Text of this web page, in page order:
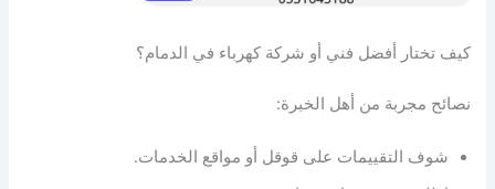
كيف تختار أفضل فني أو شركة كهرباء في الدمام؟
نصائح مجربة من أهل الخبرة:
شوف التقييمات على قوقل أو مواقع الخدمات.